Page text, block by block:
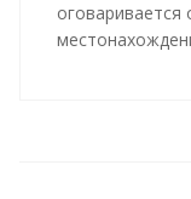
оговаривается